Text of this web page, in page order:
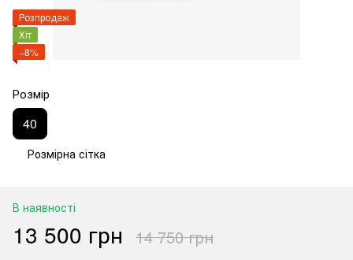
Розпродаж
Хіт
−8%
Розмір
40
Розмірна сітка
В наявності
13 500 грн 14 750 грн